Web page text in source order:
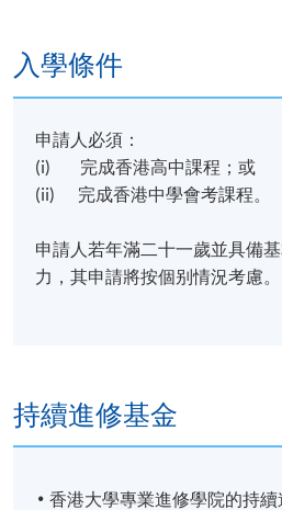
入學條件
申請人必須：
(i) 完成香港高中課程；或
(ii) 完成香港中學會考課程。
申請人若年滿二十一歲並具備
力，其申請將按個别情況考慮。
持續進修基金
香港大學專業進修學院的持